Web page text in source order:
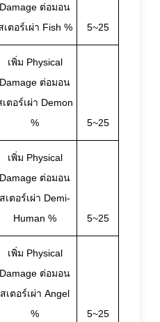
Damage ต่อมอน
เตอร์เผ่า Fish %
5~25
เพิ่ม Physical
Damage ต่อมอน
เตอร์เผ่า Demon
%
5~25
เพิ่ม Physical
Damage ต่อมอน
สเตอร์เผ่า Demi-
Human %
5~25
เพิ่ม Physical
Damage ต่อมอน
สเตอร์เผ่า Angel
%
5~25